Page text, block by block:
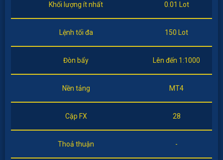
Khối lượng ít nhất 0.01 Lot
Lệnh tối đa 150 Lot
Đòn bẩy Lên đến 1:1000
Nền tảng MT4
Cặp FX 28
Thoả thuận -